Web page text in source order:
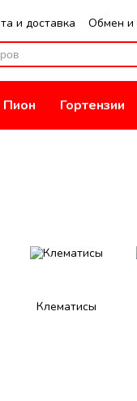
и доставка Обмен и
Публичная
Пион Гортензии
Клематисы